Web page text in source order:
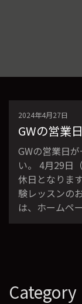
2024年4月27日
GWの営業
GWの営業日
い。 4月29日
休日となりま
験レッスンの
は、ホームペ
Category